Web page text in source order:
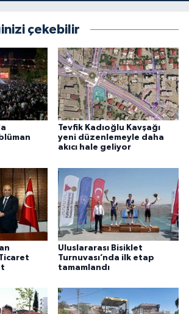
çekebilir
Tevfik Kadıoğlu Kavşağı
yeni düzenlemeyle daha
akıcı hale geliyor
Uluslararası Bisiklet
Turnuvası’nda ilk etap
tamamlandı